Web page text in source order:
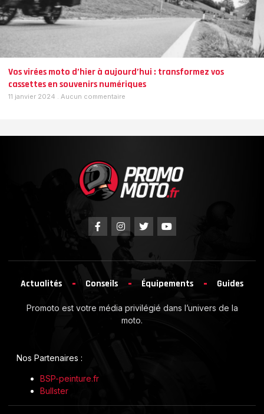
Vos virées moto d’hier à aujourd’hui : transformez vos
cassettes en souvenirs numériques
11 janvier 2024 Aucun commentaire
Actualités Conseils Équipements Guides
Promoto est votre média privilégié dans l’univers de la
moto.
Nos Partenaires :
BSP-peinture.fr
Bullster